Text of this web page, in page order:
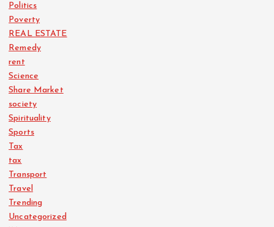
Politics
Poverty
REAL ESTATE
Remedy
rent
Science
Share Market
society
Spirituality
Sports
Tax
tax
Transport
Travel
Trending
Uncategorized